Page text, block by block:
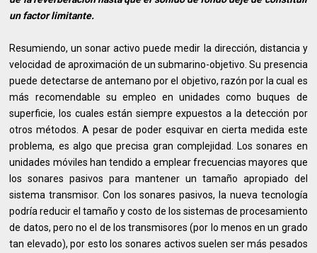
un factor limitante.
Resumiendo, un sonar activo puede medir la dirección, distancia y
velocidad de aproximación de un submarino-objetivo. Su presencia
puede detectarse de antemano por el objetivo, razón por la cual es
más recomendable su empleo en unidades como buques de
superficie, los cuales están siempre expuestos a la detección por
otros métodos. A pesar de poder esquivar en cierta medida este
problema, es algo que precisa gran complejidad. Los sonares en
unidades móviles han tendido a emplear frecuencias mayores que
los sonares pasivos para mantener un tamaño apropiado del
sistema transmisor. Con los sonares pasivos, la nueva tecnología
podría reducir el tamaño y costo de los sistemas de procesamiento
de datos, pero no el de los transmisores (por lo menos en un grado
tan elevado), por esto los sonares activos suelen ser más pesados